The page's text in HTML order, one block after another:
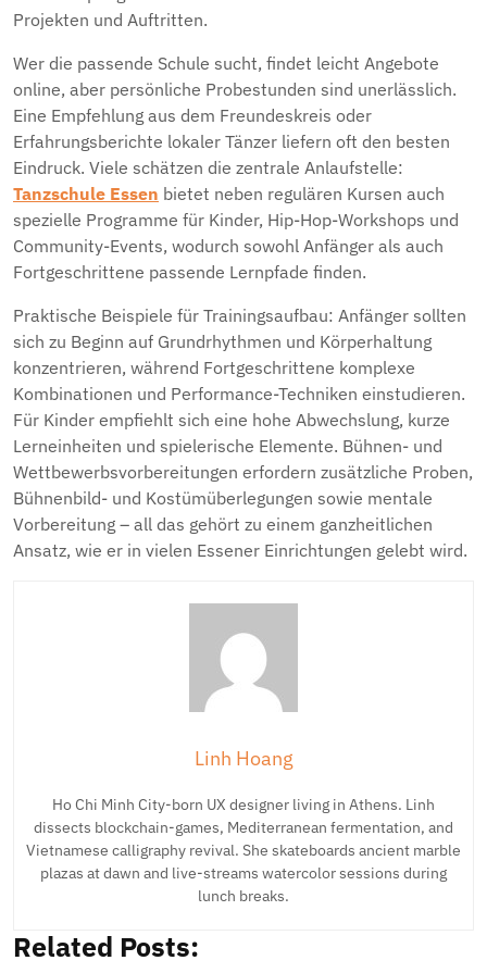
Projekten und Auftritten.
Wer die passende Schule sucht, findet leicht Angebote
online, aber persönliche Probestunden sind unerlässlich.
Eine Empfehlung aus dem Freundeskreis oder
Erfahrungsberichte lokaler Tänzer liefern oft den besten
Eindruck. Viele schätzen die zentrale Anlaufstelle:
Tanzschule Essen bietet neben regulären Kursen auch
spezielle Programme für Kinder, Hip-Hop-Workshops und
Community-Events, wodurch sowohl Anfänger als auch
Fortgeschrittene passende Lernpfade finden.
Praktische Beispiele für Trainingsaufbau: Anfänger sollten
sich zu Beginn auf Grundrhythmen und Körperhaltung
konzentrieren, während Fortgeschrittene komplexe
Kombinationen und Performance-Techniken einstudieren.
Für Kinder empfiehlt sich eine hohe Abwechslung, kurze
Lerneinheiten und spielerische Elemente. Bühnen- und
Wettbewerbsvorbereitungen erfordern zusätzliche Proben,
Bühnenbild- und Kostümüberlegungen sowie mentale
Vorbereitung – all das gehört zu einem ganzheitlichen
Ansatz, wie er in vielen Essener Einrichtungen gelebt wird.
Linh Hoang
Ho Chi Minh City-born UX designer living in Athens. Linh
dissects blockchain-games, Mediterranean fermentation, and
Vietnamese calligraphy revival. She skateboards ancient marble
plazas at dawn and live-streams watercolor sessions during
lunch breaks.
Related Posts: